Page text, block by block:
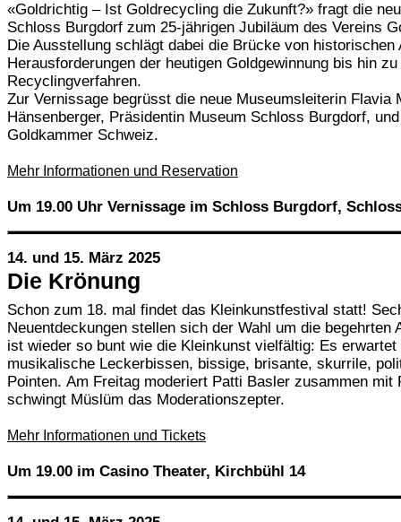
«Goldrichtig – Ist Goldrecycling die Zukunft?» fragt die
Schloss Burgdorf zum 25-jährigen Jubiläum des Vereins
Die Ausstellung schlägt dabei die Brücke von historischen
Herausforderungen der heutigen Goldgewinnung bis hin
Recyclingverfahren.
Zur Vernissage begrüsst die neue Museumsleiterin Flavia
Hänsenberger, Präsidentin Museum Schloss Burgdorf,
Goldkammer Schweiz.
Mehr Informationen und Reservation
Um 19.00 Uhr Vernissage im Schloss Burgdorf,
14. und 15. März 2025
Die Krönung
Schon zum 18. mal findet das Kleinkunstfestival statt!
Neuentdeckungen stellen sich der Wahl um die begehrten
ist wieder so bunt wie die Kleinkunst vielfältig: Es
musikalische Leckerbissen, bissige, brisante, skurrile,
Pointen. Am Freitag moderiert Patti Basler zusammen mit
schwingt Müslüm das Moderationszepter.
Mehr Informationen und Tickets
Um 19.00 im Casino Theater, Kirchbühl 14